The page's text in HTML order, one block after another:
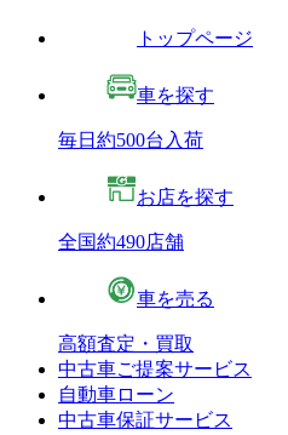
トップページ
車を探す
毎日約500台入荷
お店を探す
全国約490店舗
車を売る
高額査定・買取
中古車ご提案サービス
自動車ローン
中古車保証サービス